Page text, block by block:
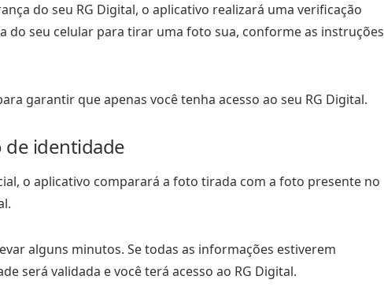
do seu RG Digital, o aplicativo realizará uma verificação
do seu celular para tirar uma foto sua, conforme as instruções
garantir que apenas você tenha acesso ao seu RG Digital.
de identidade
o aplicativo comparará a foto tirada com a foto presente no
alguns minutos. Se todas as informações estiverem
será validada e você terá acesso ao RG Digital.